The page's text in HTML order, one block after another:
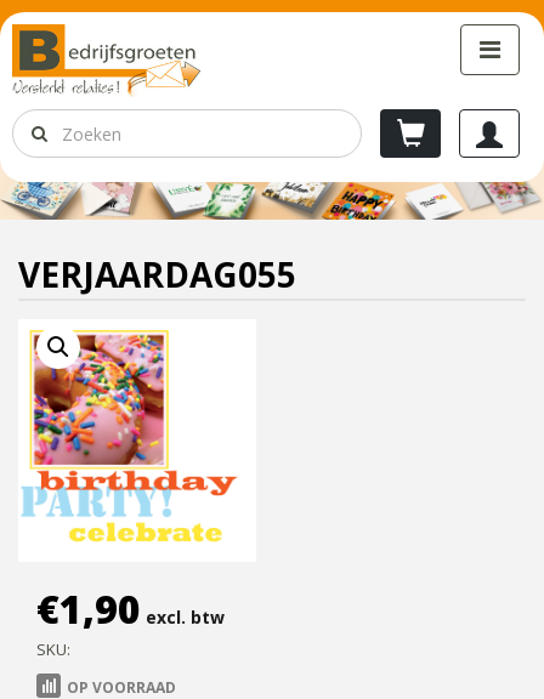
VERJAARDAG055
€1,90 excl. btw
SKU:
OP VOORRAAD